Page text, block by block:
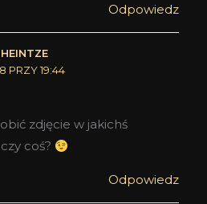
Odpowiedz
PRZY 19:44
zdjęcie w jakichś
coś?
Odpowiedz